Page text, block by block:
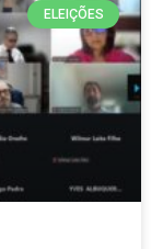
ELEIÇÕES